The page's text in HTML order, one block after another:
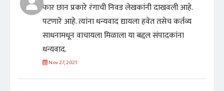
फार छान प्रकारे रंगाची निवड लेखकांनी दाखवली आहे.
पटणारे आहे. त्यांना धन्यवाद द्यायला हवेत तसेच कर्तव्य
साधनामधून वाचायला मिळाला या बद्दल संपादकांना
धन्यवाद.
Nov 27, 2021